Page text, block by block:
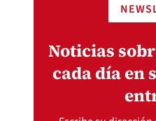
Noticias
cada día en